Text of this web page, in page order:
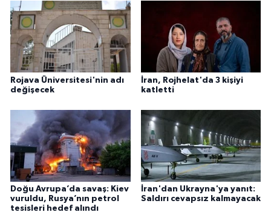
Rojava Üniversitesi'nin adı
değişecek
İran, Rojhelat'da 3 kişiyi
katletti
Doğu Avrupa’da savaş: Kiev
vuruldu, Rusya’nın petrol
tesisleri hedef alındı
İran'dan Ukrayna'ya yanıt:
Saldırı cevapsız kalmayacak